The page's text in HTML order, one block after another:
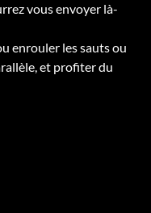
vous envoyer là-
enrouler les sauts ou
et profiter du